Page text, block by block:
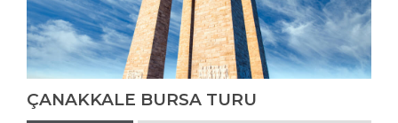
ÇANAKKALE BURSA TURU